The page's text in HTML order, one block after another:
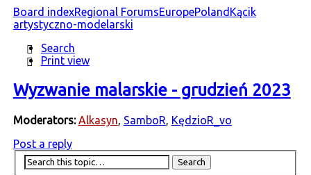
Board indexRegional ForumsEuropePoland Kącik
artystyczno-modelarski
Search
Print view
Wyzwanie malarskie - grudzień 2023
Moderators: Alkasyn, SamboR, KędzioR_vo
Post a reply